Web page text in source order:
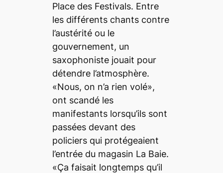
Place des Festivals. Entre
les différents chants contre
l’austérité ou le
gouvernement, un
saxophoniste jouait pour
détendre l’atmosphère.
«Nous, on n’a rien volé»,
ont scandé les
manifestants lorsqu’ils sont
passées devant des
policiers qui protégeaient
l’entrée du magasin La Baie.
«Ça faisait longtemps qu’il